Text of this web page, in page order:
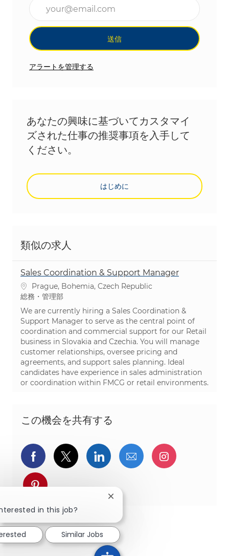
送信
アラートを管理する
あなたの興味に基づいてカスタマイ
ズされた仕事の推奨事項を入手して
ください。
はじめに
類似の求人
Sales Coordination & Support Manager
場所Prague, Bohemia, Czech Republic
カテゴリ
総務・管理部
We are currently hiring a Sales Coordination &
Support Manager to serve as the central point of
coordination and commercial support for our Retail
business in Slovakia and Czechia. You will manage
customer relationships, oversee pricing and
agreements, and support sales planning. Ideal
candidates have experience in sales administration
or coordination within FMCG or retail environments.
この機会を共有する
Facebookでシェア
ツイッターで共有
LinkedInで共有
メールで共有Instagram
pinterestでシェア
in this job?
Close chatbot notification
Similar Jobs